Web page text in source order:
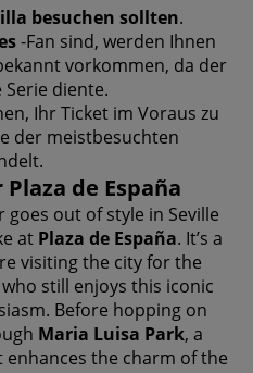
besuchen sollten.
-Fan sind, werden Ihnen
vorkommen, da der
diente.
Ihr Ticket im Voraus zu
der meistbesuchten
de España
out of style in Seville
at Plaza de España. It’s a
visiting the city for the
still enjoys this iconic
Before hopping on
Maria Luisa Park, a
the charm of the